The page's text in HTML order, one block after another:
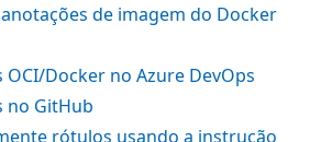
de imagem do Docker
Docker no Azure DevOps
no GitHub
rótulos usando a instrução